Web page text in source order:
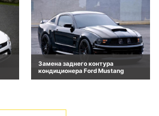
Замена заднего контура
кондиционера Ford Mustang